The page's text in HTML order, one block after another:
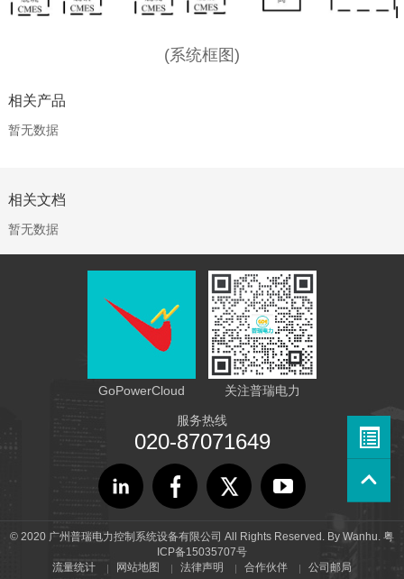
(系统框图)
相关产品
暂无数据
相关文档
暂无数据
GoPowerCloud 关注普瑞电力
服务热线
020-87071649
© 2020 广州普瑞电力控制系统设备有限公司 All Rights Reserved. By Wanhu. 粤
ICP备15035707号
流量统计
网站地图 法律声明 合作伙伴 公司邮局